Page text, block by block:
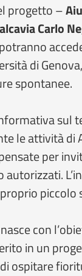
progetto –
Carlo
di
spontanee.
sul
le attività di
per
autorizzati.
piccolo
con
in un
ospitare